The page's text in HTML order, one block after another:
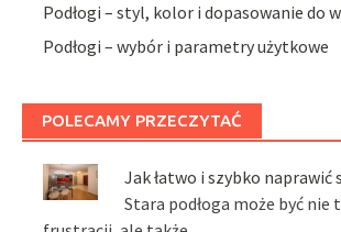
Podłogi – styl, kolor i dopasowanie do
Podłogi – wybór i parametry użytkowe
POLECAMY PRZECZYTAĆ
Jak łatwo i szybko naprawić
Stara podłoga może być nie